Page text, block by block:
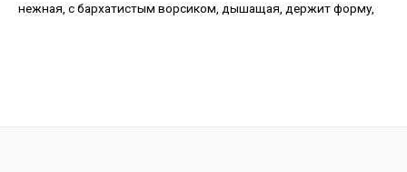
нежная, с бархатистым ворсиком, дышащая, держит форму,